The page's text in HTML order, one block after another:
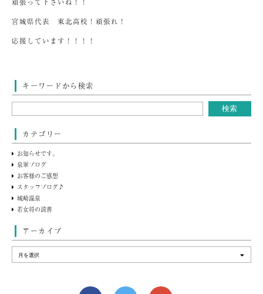
宮城県代表 東北高校！頑張れ！
応援しています！！！！
キーワードから検索
カテゴリー
お知らせです。
泉翠ブログ
お客様のご感想
スタッフブログ♪
城崎温泉
若女将の読書
アーカイブ